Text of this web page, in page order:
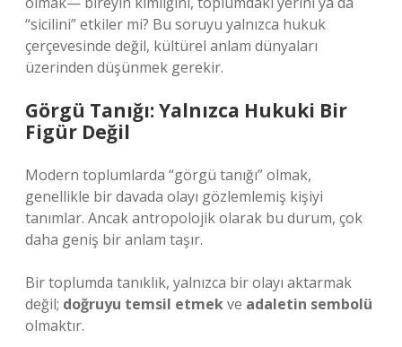
“sicilini” etkiler mi? Bu soruyu yalnızca hukuk
çerçevesinde değil, kültürel anlam dünyaları
üzerinden düşünmek gerekir.
Görgü Tanığı: Yalnızca Hukuki Bir
Figür Değil
Modern toplumlarda “görgü tanığı” olmak,
genellikle bir davada olayı gözlemlemiş kişiyi
tanımlar. Ancak antropolojik olarak bu durum, çok
daha geniş bir anlam taşır.
Bir toplumda tanıklık, yalnızca bir olayı aktarmak
değil; doğruyu temsil etmekve adaletin sembolü
olmaktır.